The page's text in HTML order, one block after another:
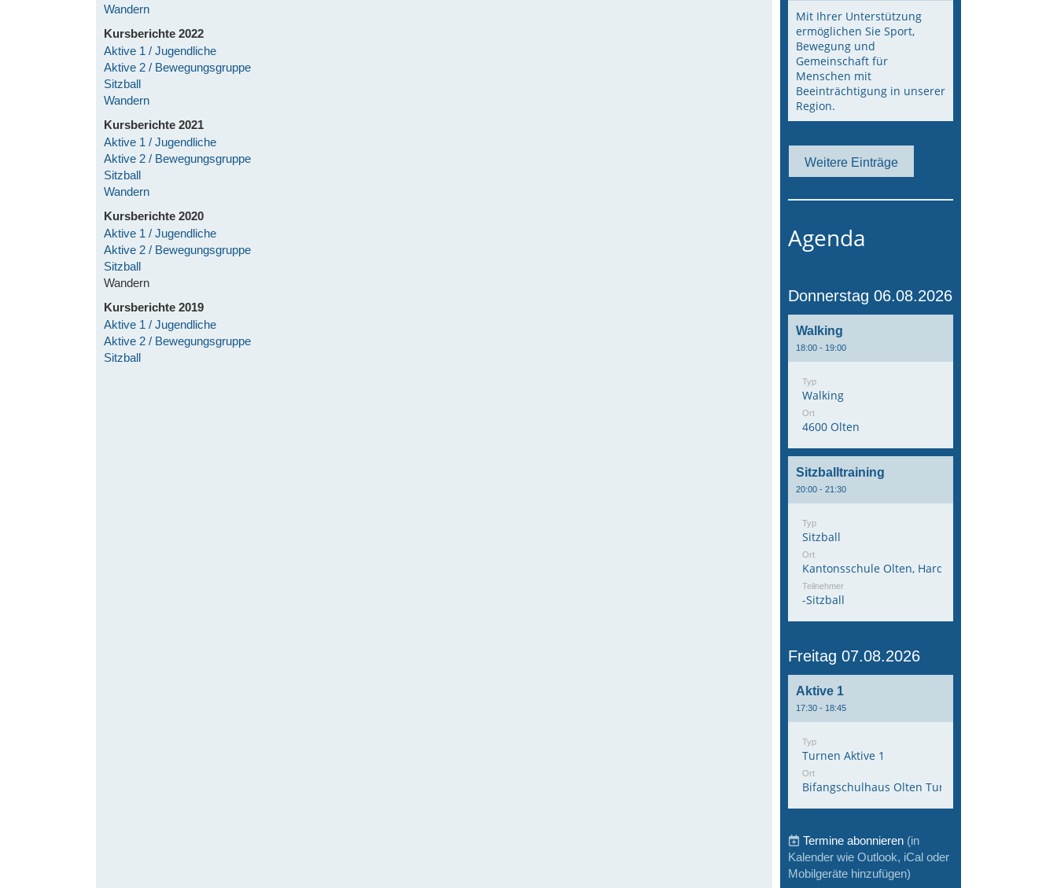
Wandern
Kursberichte 2022
Aktive 1 / Jugendliche
Aktive 2 / Bewegungsgruppe
Sitzball
Wandern
Kursberichte 2021
Aktive 1 / Jugendliche
Aktive 2 / Bewegungsgruppe
Sitzball
Wandern
Kursberichte 2020
Aktive 1 / Jugendliche
Aktive 2 / Bewegungsgruppe
Sitzball
Wandern
Kursberichte 2019
Aktive 1 / Jugendliche
Aktive 2 / Bewegungsgruppe
Sitzball
Mit Ihrer Unterstützung
ermöglichen Sie Sport,
Bewegung und
Gemeinschaft für
Menschen mit
Beeinträchtigung in unserer
Region.
Weitere Einträge
Agenda
Donnerstag 06.08.2026
Walking
18:00 - 19:00
Typ
Walking
Ort
4600 Olten
Sitzballtraining
20:00 - 21:30
Typ
Sitzball
Ort
Kantonsschule Olten, Hardfeldstrasse 53, 4600
Teilnehmer
-Sitzball
Freitag 07.08.2026
Aktive 1
17:30 - 18:45
Typ
Turnen Aktive 1
Ort
Bifangschulhaus Olten Turnhalle 1
Termine abonnieren (in
Kalender wie Outlook, iCal oder
Mobilgeräte hinzufügen)